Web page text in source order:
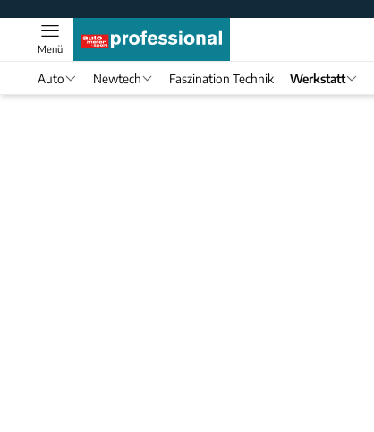
Menü
Auto Newtech Faszination Technik Werkstatt